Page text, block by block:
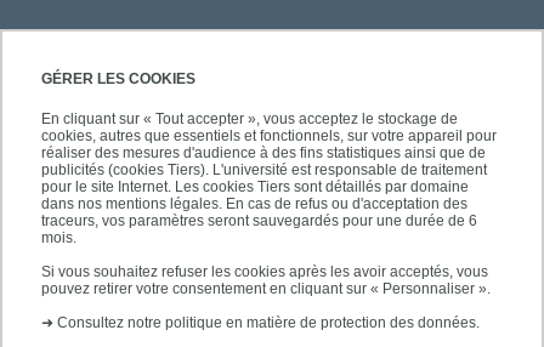
GÉRER LES COOKIES
En cliquant sur « Tout accepter », vous acceptez le stockage de
cookies, autres que essentiels et fonctionnels, sur votre appareil pour
réaliser des mesures d'audience à des fins statistiques ainsi que de
publicités (cookies Tiers). L'université est responsable de traitement
pour le site Internet. Les cookies Tiers sont détaillés par domaine
dans nos mentions légales. En cas de refus ou d'acceptation des
traceurs, vos paramètres seront sauvegardés pour une durée de 6
mois.
Si vous souhaitez refuser les cookies après les avoir acceptés, vous
pouvez retirer votre consentement en cliquant sur « Personnaliser ».
➜ Consultez notre politique en matière de protection des données.